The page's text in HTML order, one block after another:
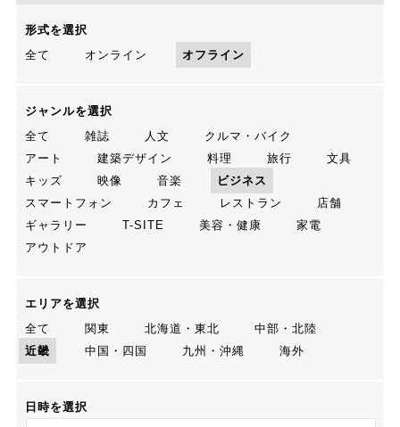
形式を選択
全て
オンライン オフライン
ジャンルを選択
全て
雑誌 人文
クルマ・バイク
アート
建築デザイン 料理 旅行
文具
キッズ
映像 音楽
ビジネス
スマートフォン
カフェ レストラン
店舗
ギャラリー
T-SITE 美容・健康
家電
アウトドア
エリアを選択
全て
関東 北海道・東北
中部・北陸
近畿
中国・四国 九州・沖縄 海外
日時を選択